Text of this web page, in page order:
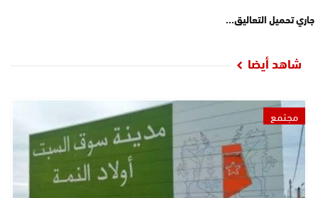
جاري تحميل التعاليق...
شاهد أيضا
مجتمع